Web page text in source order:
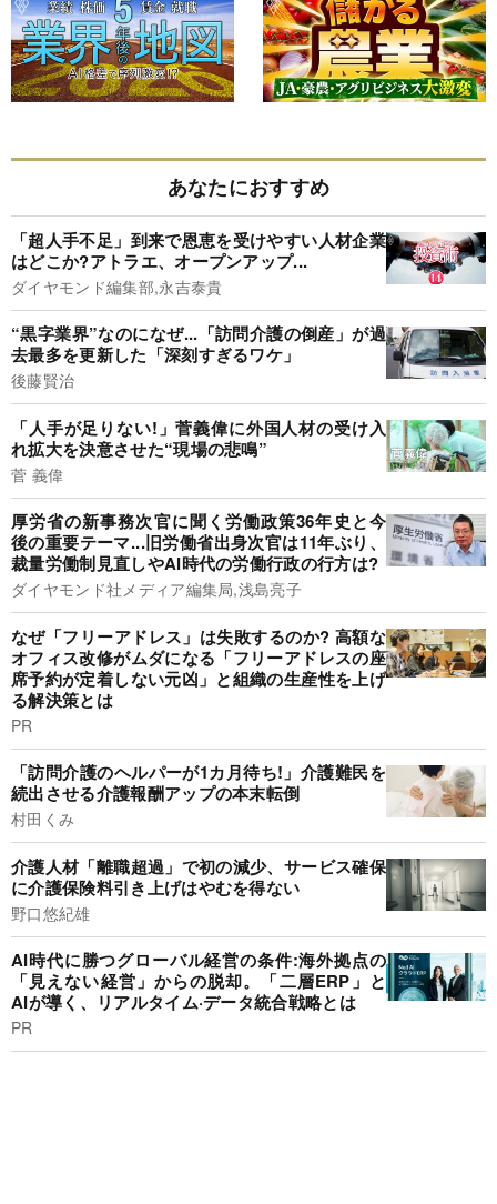
あなたにおすすめ
「超人手不足」到来で恩恵を受けやすい人材企業
はどこか?アトラエ、オープンアップ...
ダイヤモンド編集部,永吉泰貴
“黒字業界”なのになぜ...「訪問介護の倒産」が過
去最多を更新した「深刻すぎるワケ」
後藤賢治
「人手が足りない!」菅義偉に外国人材の受け入
れ拡大を決意させた“現場の悲鳴”
菅 義偉
厚労省の新事務次官に聞く労働政策36年史と今
後の重要テーマ...旧労働省出身次官は11年ぶり、
裁量労働制見直しやAI時代の労働行政の行方は?
ダイヤモンド社メディア編集局,浅島亮子
なぜ「フリーアドレス」は失敗するのか? 高額な
オフィス改修がムダになる「フリーアドレスの座
席予約が定着しない元凶」と組織の生産性を上げ
る解決策とは
PR
「訪問介護のヘルパーが1カ月待ち!」介護難民を
続出させる介護報酬アップの本末転倒
村田くみ
介護人材「離職超過」で初の減少、サービス確保
に介護保険料引き上げはやむを得ない
野口悠紀雄
AI時代に勝つグローバル経営の条件:海外拠点の
「見えない経営」からの脱却。「二層ERP」と
AIが導く、リアルタイム·データ統合戦略とは
PR